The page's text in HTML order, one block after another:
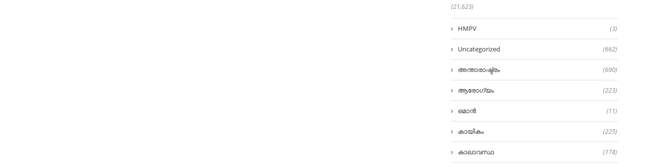
(21,623)
HMPV (3)
Uncategorized (662)
അന്താരാഷ്ട്രം (690)
ആരോഗ്യം (223)
ഒമാൻ (11)
കായികം (225)
കാലാവസ്ഥ (178)